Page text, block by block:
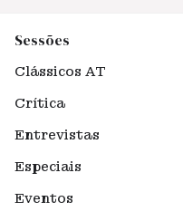
Sessões
Clássicos AT
Crítica
Entrevistas
Especiais
Eventos